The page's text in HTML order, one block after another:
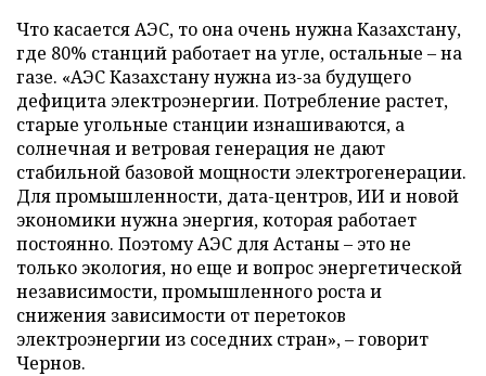
Что касается АЭС, то она очень нужна Казахстану,
где 80% станций работает на угле, остальные – на
газе. «АЭС Казахстану нужна из-за будущего
дефицита электроэнергии. Потребление растет,
старые угольные станции изнашиваются, а
солнечная и ветровая генерация не дают
стабильной базовой мощности электрогенерации.
Для промышленности, дата-центров, ИИ и новой
экономики нужна энергия, которая работает
постоянно. Поэтому АЭС для Астаны – это не
только экология, но еще и вопрос энергетической
независимости, промышленного роста и
снижения зависимости от перетоков
электроэнергии из соседних стран», – говорит
Чернов.